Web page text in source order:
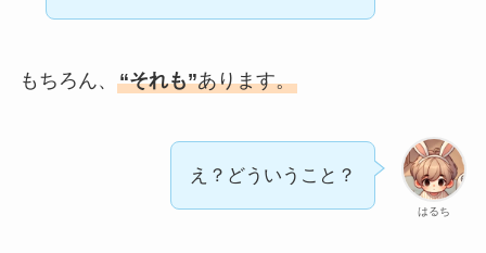
もちろん、 “それも”あります。
はるち
え？どういうこと？